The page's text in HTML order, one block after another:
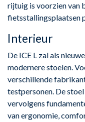
rijtuig is voorzien van
fietsstallingsplaatsen
Interieur
De ICE L zal als
modernere stoelen.
verschillende
testpersonen. De
vervolgens
van ergonomie,